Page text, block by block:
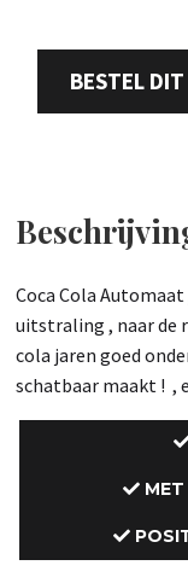
BESTEL
Coca Cola
uitstraling , naar de
cola jaren goed
schatbaar maakt ! ,
MET